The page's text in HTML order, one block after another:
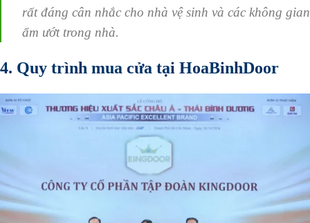
rất đáng cân nhắc cho nhà vệ sinh và các không gian
ẩm ướt trong nhà.
4. Quy trình mua cửa tại HoaBinhDoor